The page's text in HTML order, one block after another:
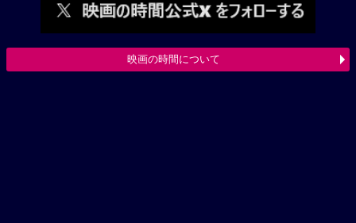
映画の時間について